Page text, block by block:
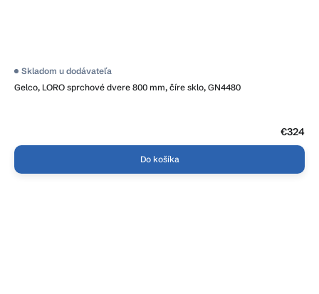
Gelco, LORO sprchové dvere 800 mm, číre sklo, GN4480
Skladom u dodávateľa
€324
Do košíka